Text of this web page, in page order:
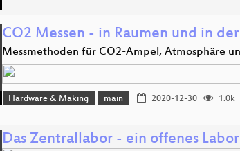
CO2 Messen - in Raumen und in
Messmethoden für CO2-Ampel, Atmosphäre
Hardware & Making main 2020-12-30 1.0k
Das Zentrallabor - ein offenes